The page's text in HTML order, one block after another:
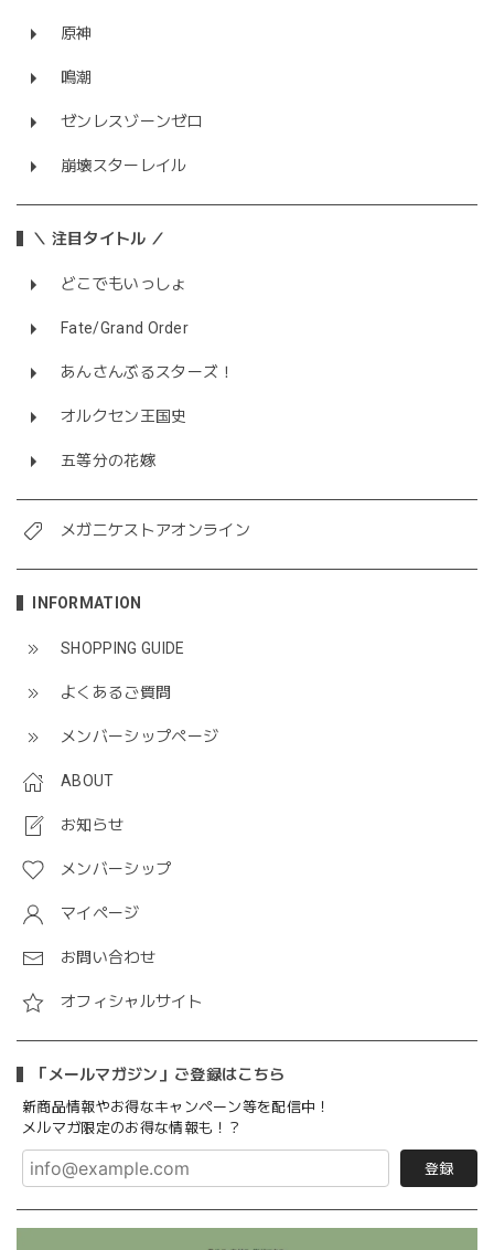
原神
鳴潮
ゼンレスゾーンゼロ
崩壊スターレイル
＼ 注目タイトル ／
どこでもいっしょ
Fate/Grand Order
あんさんぶるスターズ！
オルクセン王国史
五等分の花嫁
メガニケストアオンライン
INFORMATION
SHOPPING GUIDE
よくあるご質問
メンバーシップページ
ABOUT
お知らせ
メンバーシップ
マイページ
お問い合わせ
オフィシャルサイト
「メールマガジン」ご登録はこちら
新商品情報やお得なキャンペーン等を配信中！
メルマガ限定のお得な情報も！？
登録